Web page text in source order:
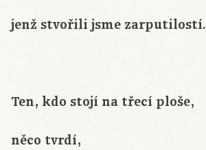
jenž stvořili jsme zarputilostí.
Ten, kdo stojí na třecí ploše,
něco tvrdí,